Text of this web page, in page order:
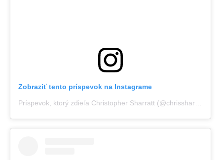
Zobraziť tento príspevok na Instagrame